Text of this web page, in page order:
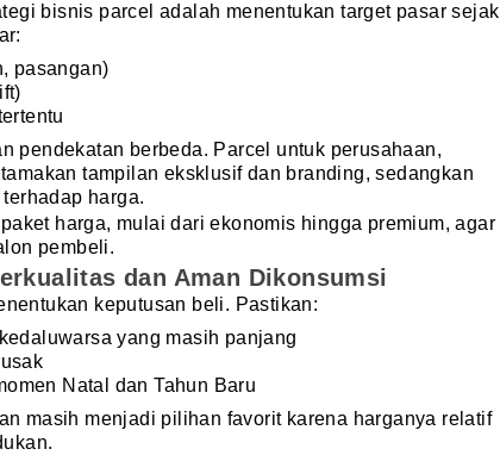
bisnis parcel adalah menentukan target pasar sejak
pasangan)
pendekatan berbeda. Parcel untuk perusahaan,
tampilan eksklusif dan branding, sedangkan
harga.
harga, mulai dari ekonomis hingga premium, agar
pembeli.
dan Aman Dikonsumsi
keputusan beli. Pastikan:
yang masih panjang
Natal dan Tahun Baru
masih menjadi pilihan favorit karena harganya relatif